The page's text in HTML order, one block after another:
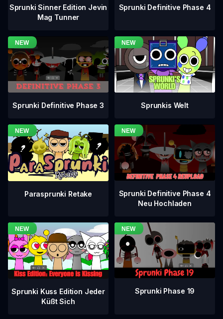
Sprunki Sinner Edition Jevin
Mag Tunner
Sprunki Definitive Phase 4
Sprunki Definitive Phase 3 Sprunkis Welt
Parasprunki Retake
Sprunki Definitive Phase 4
Neu Hochladen
Sprunki Kuss Edition Jeder
Küßt Sich
Sprunki Phase 19